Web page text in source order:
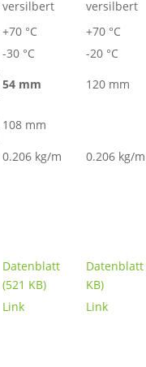
versilbert
versilbert
+70 °C
+70 °C
-30 °C
-20 °C
54 mm 120 mm
108 mm
0.206 kg/m
0.206 kg/m
Datenblatt
(521 KB)
Datenblatt
KB)
Link
Link